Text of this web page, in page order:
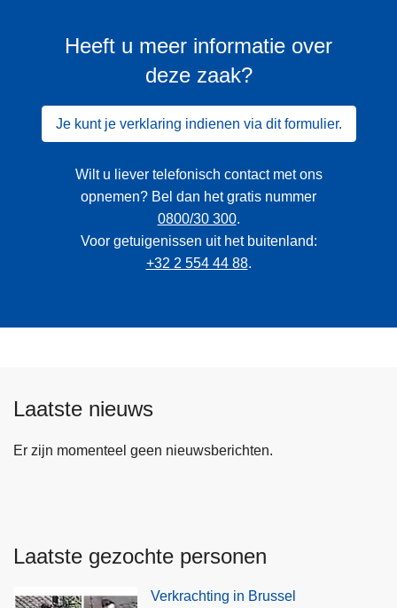
Heeft u meer informatie over
deze zaak?
Je kunt je verklaring indienen via dit formulier.
Wilt u liever telefonisch contact met ons
opnemen? Bel dan het gratis nummer
0800/30 300.
Voor getuigenissen uit het buitenland:
+32 2 554 44 88.
Laatste nieuws
Er zijn momenteel geen nieuwsberichten.
Laatste gezochte personen
Verkrachting in Brussel